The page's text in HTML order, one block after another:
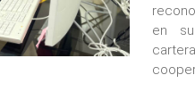
en